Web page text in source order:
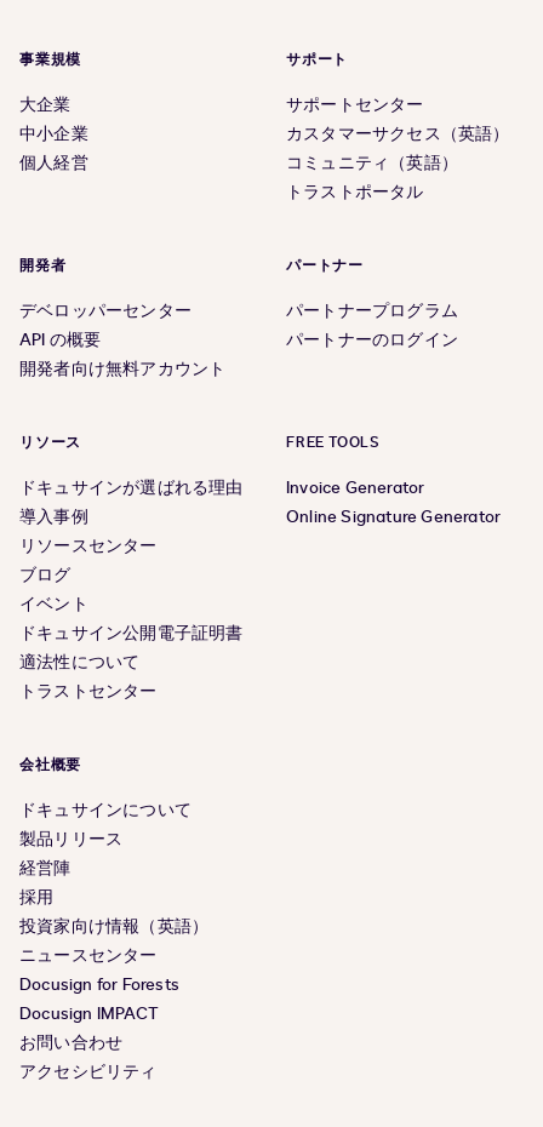
事業規模
大企業
中小企業
個人経営
サポート
サポートセンター
カスタマーサクセス（英語）
コミュニティ（英語）
トラストポータル
開発者
デベロッパーセンター
API の概要
開発者向け無料アカウント
パートナー
パートナープログラム
パートナーのログイン
リソース
ドキュサインが選ばれる理由
導入事例
リソースセンター
ブログ
イベント
ドキュサイン公開電子証明書
適法性について
トラストセンター
FREE TOOLS
Invoice Generator
Online Signature Generator
会社概要
ドキュサインについて
製品リリース
経営陣
採用
投資家向け情報（英語）
ニュースセンター
Docusign for Forests
Docusign IMPACT
お問い合わせ
アクセシビリティ